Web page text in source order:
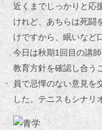
近くまでしっかりと応
けれど、あちらは死闘
けですから、眠いなど
今日は秋期1回目の講
教育方針を確認し合う
員で忌憚のない意見を
した。テニスもシナリ